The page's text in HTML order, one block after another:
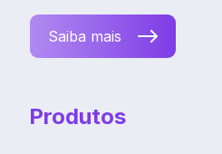
Saiba mais
Produtos